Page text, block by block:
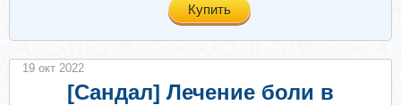
Купить
[Сандал] Лечение боли в
19 окт 2022